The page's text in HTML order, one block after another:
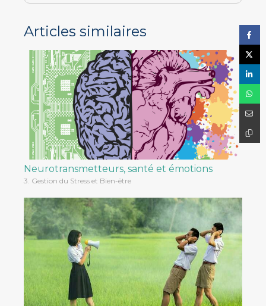
Articles similaires
Neurotransmetteurs, santé et émotions
3. Gestion du Stress et Bien-être